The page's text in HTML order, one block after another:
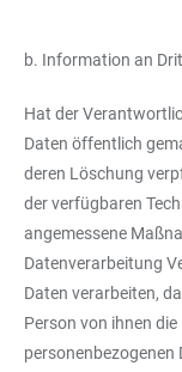
b. Information an
Hat der
Daten öffentlich
deren Löschung
der verfügbaren
angemessene
Datenverarbeitung
Daten verarbeiten,
Person von ihnen
personenbezogenen